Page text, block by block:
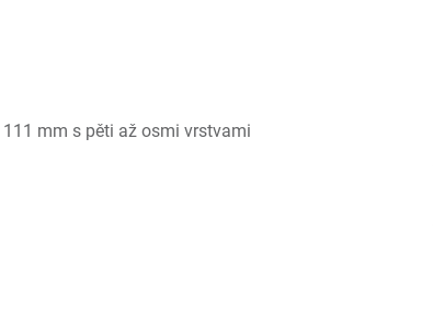
mm s pěti až osmi vrstvami